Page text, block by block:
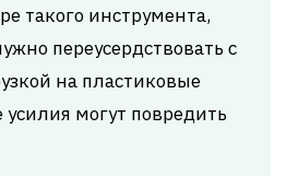
такого инструмента,
переусердствовать с
на пластиковые
могут повредить